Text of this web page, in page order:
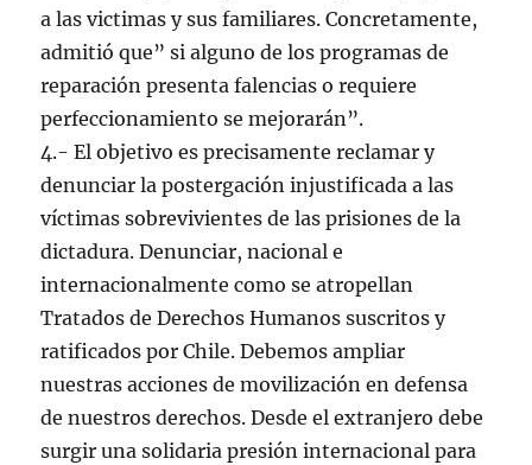
a las victimas y sus familiares. Concretamente,
admitió que” si alguno de los programas de
reparación presenta falencias o requiere
perfeccionamiento se mejorarán”.
4.- El objetivo es precisamente reclamar y
denunciar la postergación injustificada a las
víctimas sobrevivientes de las prisiones de la
dictadura. Denunciar, nacional e
internacionalmente como se atropellan
Tratados de Derechos Humanos suscritos y
ratificados por Chile. Debemos ampliar
nuestras acciones de movilización en defensa
de nuestros derechos. Desde el extranjero debe
surgir una solidaria presión internacional para